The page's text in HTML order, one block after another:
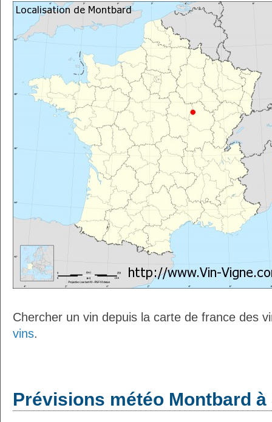
Chercher un vin depuis la carte de france des
vins.
Prévisions météo Montbard